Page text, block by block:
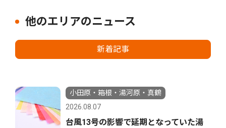
他のエリアのニュース
新着記事
小田原・箱根・湯河原・真鶴
2026.08.07
台風13号の影響で延期となっていた湯